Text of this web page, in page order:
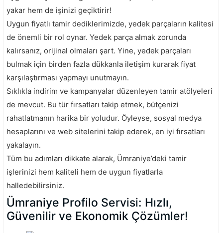
yakar hem de işinizi geçiktirir!
Uygun fiyatlı tamir dediklerimizde, yedek parçaların kalitesi
de önemli bir rol oynar. Yedek parça almak zorunda
kalırsanız, orijinal olmaları şart. Yine, yedek parçaları
bulmak için birden fazla dükkanla iletişim kurarak fiyat
karşılaştırması yapmayı unutmayın.
Sıklıkla indirim ve kampanyalar düzenleyen tamir atölyeleri
de mevcut. Bu tür fırsatları takip etmek, bütçenizi
rahatlatmanın harika bir yoludur. Öyleyse, sosyal medya
hesaplarını ve web sitelerini takip ederek, en iyi fırsatları
yakalayın.
Tüm bu adımları dikkate alarak, Ümraniye’deki tamir
işlerinizi hem kaliteli hem de uygun fiyatlarla
halledebilirsiniz.
Ümraniye Profilo Servisi: Hızlı,
Güvenilir ve Ekonomik Çözümler!